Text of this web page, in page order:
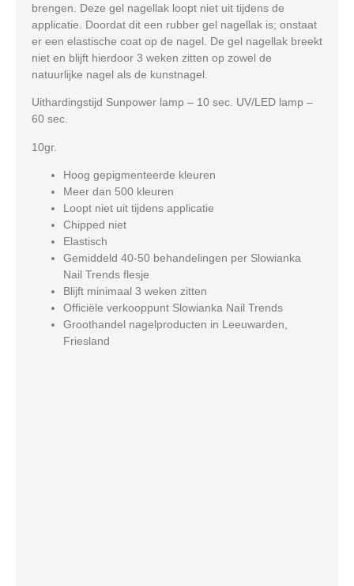
brengen. Deze gel nagellak loopt niet uit tijdens de
applicatie. Doordat dit een rubber gel nagellak is; onstaat
er een elastische coat op de nagel. De gel nagellak breekt
niet en blijft hierdoor 3 weken zitten op zowel de
natuurlijke nagel als de kunstnagel.
Uithardingstijd Sunpower lamp – 10 sec. UV/LED lamp –
60 sec.
10gr.
Hoog gepigmenteerde kleuren
Meer dan 500 kleuren
Loopt niet uit tijdens applicatie
Chipped niet
Elastisch
Gemiddeld 40-50 behandelingen per Slowianka
Nail Trends flesje
Blijft minimaal 3 weken zitten
Officiële verkooppunt Slowianka Nail Trends
Groothandel nagelproducten in Leeuwarden,
Friesland